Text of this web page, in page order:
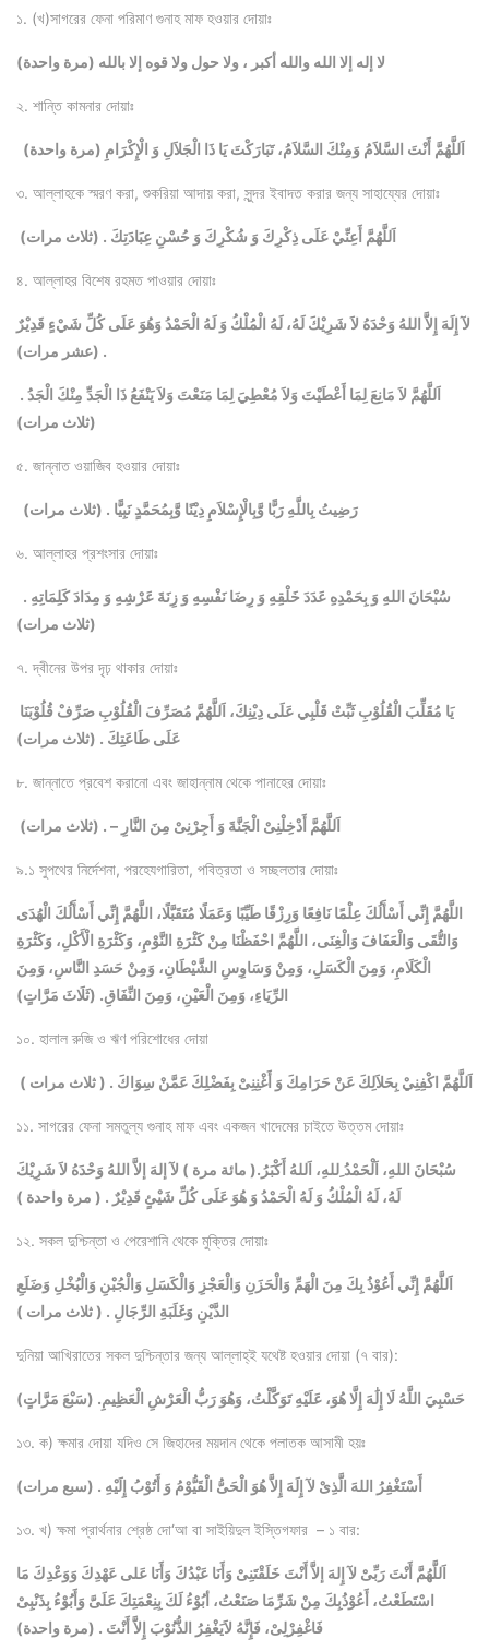
১. (খ)সাগরের ফেনা পরিমাণ গুনাহ মাফ হওয়ার দোয়াঃ
لا إله إلا الله والله أكبر ، ولا حول ولا قوه إلا بالله (مرة واحدة)
২. শান্তি কামনার দোয়াঃ
اَللَّهُمَّ أَنْتَ السَّلاَمُ وَمِنْكَ السَّلاَمُ، تَبَارَكْتَ يَا ذَا الْجَلاَلِ وَ الْإِكْرَامِ (مرة واحدة)
৩. আল্লাহকে স্মরণ করা, শুকরিয়া আদায় করা, সুন্দর ইবাদত করার জন্য সাহায্যের দোয়াঃ
اَللَّهُمَّ أَعِنِّيْ عَلَى ذِكْرِكَ وَ شُكْرِكَ وَ حُسْنِ عِبَادَتِكَ . (ثلاث مرات)
৪. আল্লাহর বিশেষ রহমত পাওয়ার দোয়াঃ
لآ إِلَهَ إِلاَّ اللهُ وَحْدَهُ لاَ شَرِيْكَ لَهُ، لَهُ الْمُلْكُ وَ لَهُ الْحَمْدُ وَهُوَ عَلَى كُلِّ شَيْءٍ قَدِيْرٌ
. (عشر مرات)
(ثلاث مرات)
৫. জান্নাত ওয়াজিব হওয়ার দোয়াঃ
رَضِيتُ بِاللَّهِ رَبًّا وَّبِالْإِسْلاَمِ دِيْنًا وَّبِمُحَمَّدٍ نَبِيًّا . (ثلاث مرات)
৬. আল্লাহর প্রশংসার দোয়াঃ
(ثلاث مرات)
৭. দ্বীনের উপর দৃঢ় থাকার দোয়াঃ
عَلَى طَاعَتِكَ . (ثلاث مرات)
৮. জান্নাতে প্রবেশ করানো এবং জাহান্নাম থেকে পানাহের দোয়াঃ
اَللَّهُمَّ أَدْخِلْنِىْ الْجَنَّةَ وَ أَجِرْنِىْ مِنَ النَّارِ – . (ثلاث مرات)
৯.১ সুপথের নির্দেশনা, পরহেযগারিতা, পবিত্রতা ও সচ্ছলতার দোয়াঃ
اللَّهُمَّ إِنِّي أَسْأَلُكَ عِلْمًا نَافِعًا وَرِزْقًا طَيِّبًا وَعَمَلًا مُتَقَبَّلًا، اللَّهُمَّ إِنِّي أَسْأَلُكَ الْهُدَى
وَالتُّقَى وَالْعَفَافَ وَالْغِنَى، اللَّهُمَّ احْفَظْنَا مِنْ كَثْرَةِ النَّوْمِ، وَكَثْرَةِ الْأَكْلِ، وَكَثْرَةِ
الْكَلَامِ، وَمِنَ الْكَسَلِ، وَمِنْ وَسَاوِسِ الشَّيْطَانِ، وَمِنْ حَسَدِ النَّاسِ، وَمِنَ
الرِّيَاءِ، وَمِنَ الْعَيْنِ، وَمِنَ النِّفَاقِ. (ثَلَاثَ مَرَّاتٍ)
১০. হালাল রুজি ও ঋণ পরিশোধের দোয়া
اَللَّهُمَّ اكْفِنِيْ بِحَلاَلِكَ عَنْ حَرَامِكَ وَ أَغْنِنِىْ بِفَضْلِكَ عَمَّنْ سِوَاكَ . ( ثلاث مرات )
১১. সাগরের ফেনা সমতুল্য গুনাহ মাফ এবং একজন খাদেমের চাইতে উত্তম দোয়াঃ
سُبْحَانَ اللهِ، اَلْحَمْدُ ِللهِ، اَللهُ أَكْبَرُ.( مائة مرة ) لآ إلهَ إلاَّ اللهُ وَحْدَهُ لاَ شَرِيْكَ
১২. সকল দুশ্চিন্তা ও পেরেশানি থেকে মুক্তির দোয়াঃ
اَللَّهُمَّ إِنِّي أَعُوْذُ بِكَ مِنَ الْهَمِّ وَالْحَزَنِ وَالْعَجْزِ وَالْكَسَلِ وَالْجُبْنِ وَالْبُخْلِ وَضَلَعِ
الدَّيْنِ وَغَلَبَةِ الرِّجَالِ . ( ثلاث مرات )
দুনিয়া আখিরাতের সকল দুশ্চিন্তার জন্য আল্লাহ্‌ই যথেষ্ট হওয়ার দোয়া (৭ বার):
حَسْبِيَ اللَّهُ لَا إِلَٰهَ إِلَّا هُوَ، عَلَيْهِ تَوَكَّلْتُ، وَهُوَ رَبُّ الْعَرْشِ الْعَظِيمِ. (سَبْعَ مَرَّاتٍ)
১৩. ক) ক্ষমার দোয়া যদিও সে জিহাদের ময়দান থেকে পলাতক আসামী হয়ঃ
১৩. খ) ক্ষমা প্রার্থনার শ্রেষ্ঠ দো‘আ বা সাইয়িদুল ইস্তিগফার – ১ বার:
اَللَّهُمَّ أَنْتَ رَبِّىْ لآ إِلهَ إلاَّ أَنْتَ خَلَقْتَنِىْ وَأَنَا عَبْدُكَ وَأَنَا عَلى عَهْدِكَ وَوَعْدِكَ مَا
اسْتَطَعْتُ، أَعُوْذُبِكَ مِنْ شَرِّمَا صَنَعْتُ، أبُوْءُ لَكَ بِنِعْمَتِكَ عَلَىَّ وَأَبُوْءُ بِذَنْبِىْ
فَاغْفِرْلِىْ، فَإِنَّهُ لاَيَغْفِرُ الذُّنُوْبَ إِلاَّ أَنْتَ . (مرة واحدة)